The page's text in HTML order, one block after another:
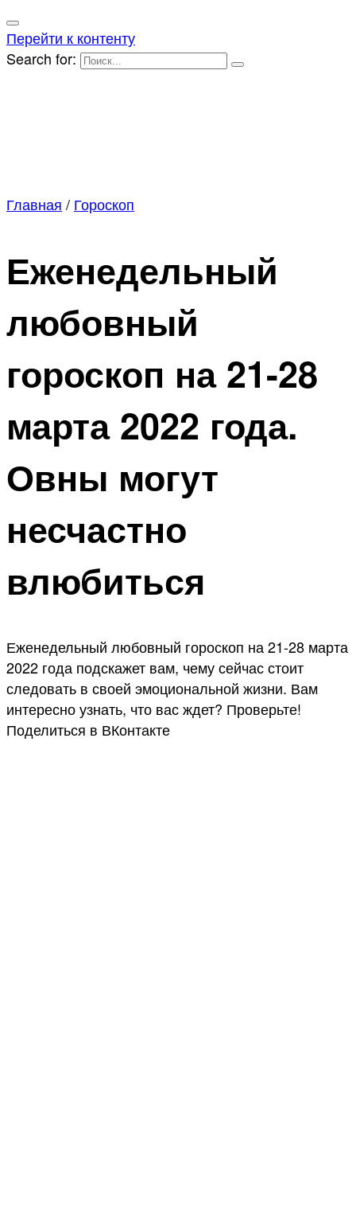
Перейти к контенту
Search for:
Главная / Гороскоп
Еженедельный
любовный
гороскоп на 21-28
марта 2022 года.
Овны могут
несчастно
влюбиться
Еженедельный любовный гороскоп на 21-28 марта
2022 года подскажет вам, чему сейчас стоит
следовать в своей эмоциональной жизни. Вам
интересно узнать, что вас ждет? Проверьте!
Поделиться в ВКонтакте